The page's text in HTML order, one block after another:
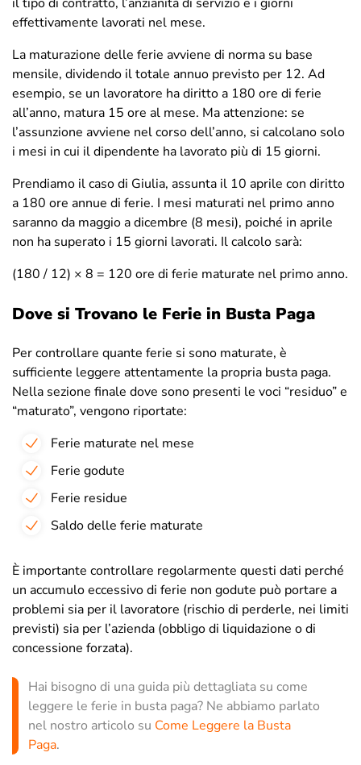
effettivamente lavorati nel mese.
La maturazione delle ferie avviene di norma su base
mensile, dividendo il totale annuo previsto per 12. Ad
esempio, se un lavoratore ha diritto a 180 ore di ferie
all’anno, matura 15 ore al mese. Ma attenzione: se
l’assunzione avviene nel corso dell’anno, si calcolano solo
i mesi in cui il dipendente ha lavorato più di 15 giorni.
Prendiamo il caso di Giulia, assunta il 10 aprile con diritto
a 180 ore annue di ferie. I mesi maturati nel primo anno
saranno da maggio a dicembre (8 mesi), poiché in aprile
non ha superato i 15 giorni lavorati. Il calcolo sarà:
(180 / 12) × 8 = 120 ore di ferie maturate nel primo anno.
Dove si Trovano le Ferie in Busta Paga
Per controllare quante ferie si sono maturate, è
sufficiente leggere attentamente la propria busta paga.
Nella sezione finale dove sono presenti le voci “residuo” e
“maturato”, vengono riportate:
Ferie maturate nel mese
Ferie godute
Ferie residue
Saldo delle ferie maturate
È importante controllare regolarmente questi dati perché
un accumulo eccessivo di ferie non godute può portare a
problemi sia per il lavoratore (rischio di perderle, nei limiti
previsti) sia per l’azienda (obbligo di liquidazione o di
concessione forzata).
Hai bisogno di una guida più dettagliata su come
leggere le ferie in busta paga? Ne abbiamo parlato
nel nostro articolo su Come Leggere la Busta
Paga.